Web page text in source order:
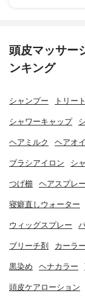
頭皮マッサー
ンキング
シャンプー トリー
シャワーキャップ
ヘアミルク ヘアオ
ブラシアイロン シ
つげ櫛 ヘアスプレー
寝癖直しウォーター
ウィッグスプレー
ブリーチ剤 カーラー
黒染め ヘナカラー
頭皮ケアローション